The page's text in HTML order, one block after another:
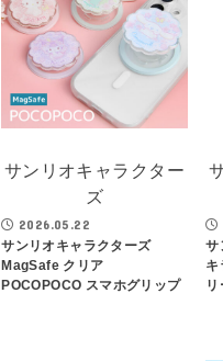
サンリオキャラクター
ズ
2026.05.22
サンリオキャラクターズ
MagSafe クリア
POCOPOCO スマホグリップ
サ
キ
リ